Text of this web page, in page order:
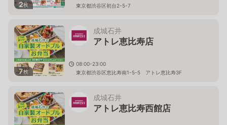
2枚 東京都渋谷区初台2-5-7
7枚
成城石井
アトレ恵比寿店
08:00-23:00
東京都渋谷区恵比寿南1-5-5 アトレ恵比寿3F
成城石井
アトレ恵比寿西館店